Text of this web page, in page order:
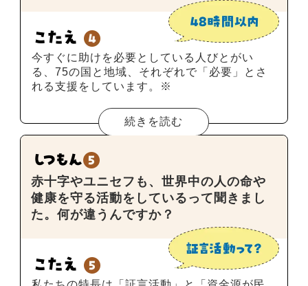
今すぐに助けを必要としている人びとがい
る、75の国と地域、それぞれで「必要」とさ
れる支援をしています。※
続きを読む
赤十字やユニセフも、世界中の人の命や
健康を守る活動をしているって聞きまし
た。何が違うんですか？